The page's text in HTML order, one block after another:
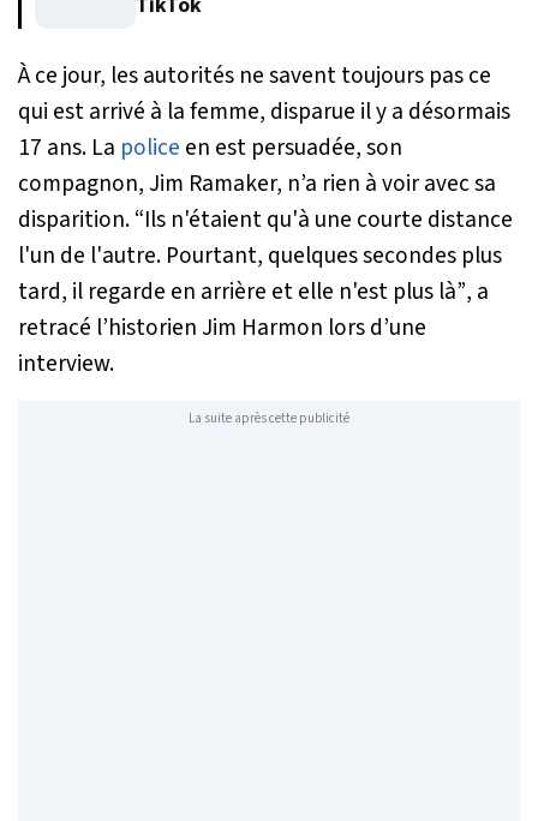
À ce jour, les autorités ne savent toujours pas ce
qui est arrivé à la femme, disparue il y a désormais
17 ans. La police en est persuadée, son
compagnon, Jim Ramaker, n’a rien à voir avec sa
disparition.“Ils n'étaient qu'à une courte distance
l'un de l'autre. Pourtant, quelques secondes plus
tard, il regarde en arrière et elle n'est plus là”, a
retracé l’historien Jim Harmon lors d’une
interview.
La suite après cette publicité